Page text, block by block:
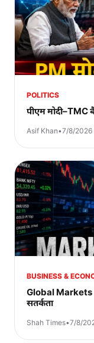
POLITICS
पीएम मोदी–TMC
Asif Khan•7/8/2026
BUSINESS &
Global
सतर्कता
Shah Times•7/8/